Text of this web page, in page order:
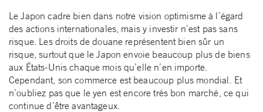
Le Japon cadre bien dans notre vision optimisme à l’égard
des actions internationales, mais y investir n’est pas sans
risque. Les droits de douane représentent bien sûr un
risque, surtout que le Japon envoie beaucoup plus de biens
aux États-Unis chaque mois qu’elle n’en importe.
Cependant, son commerce est beaucoup plus mondial. Et
n’oubliez pas que le yen est encore très bon marché, ce qui
continue d’être avantageux.